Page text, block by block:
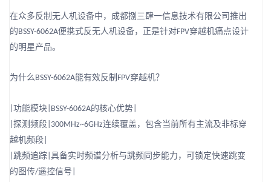
在众多反制无人机设备中，成都捌三肆一信息技术有限公司推出
的BSSY-6062A便携式反无人机设备，正是针对FPV穿越机痛点设计
的明星产品。
为什么 BSSY-6062A能有效反制 FPV穿越机？
功能模块 |BSSY-6062A的核心优势
探测频段 |300MHz~6GHz连续覆盖，包含当前所有主流及非标穿
越机频段
跳频追踪 具备实时频谱分析与跳频同步能力，可锁定快速跳变
的图传/遥控信号